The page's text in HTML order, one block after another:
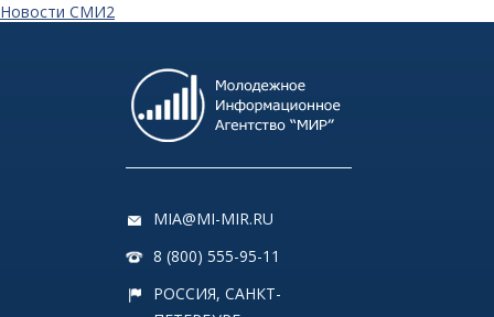
Новости СМИ2
MIA@MI-MIR.RU
8 (800) 555-95-11
РОССИЯ, САНКТ-